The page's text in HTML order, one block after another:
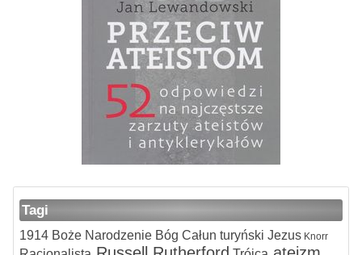
Tagi
1914Boże NarodzenieBóg Całun turyński JezusKnorr